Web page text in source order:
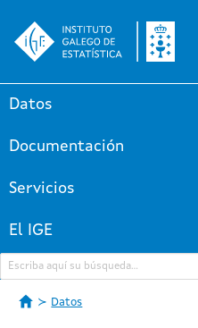
Datos
Documentación
Servicios
El IGE
Datos